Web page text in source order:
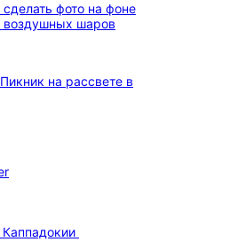
фото на фоне
воздушных шаров